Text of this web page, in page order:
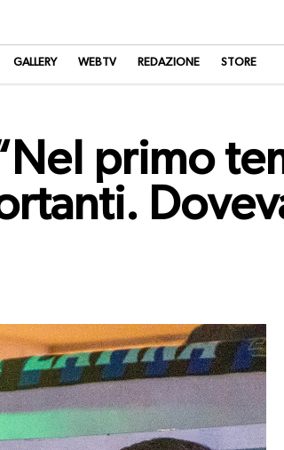
GALLERY WEBTV REDAZIONE STORE
primo